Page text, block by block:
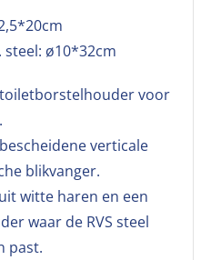
ø10*32cm
voor
verticale
blikvanger.
witte haren en een
waar de RVS steel
past.